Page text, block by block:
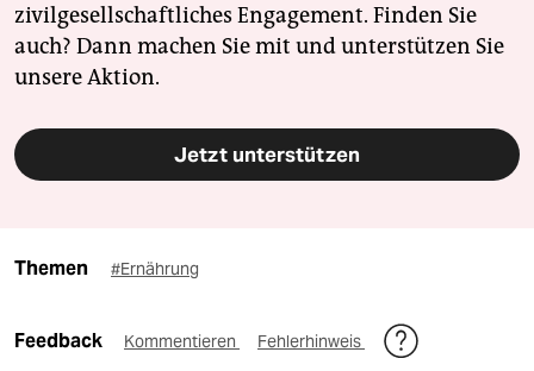
zivilgesellschaftliches Engagement. Finden Sie
auch? Dann machen Sie mit und unterstützen Sie
unsere Aktion.
Jetzt unterstützen
Themen #Ernährung
Feedback Kommentieren Fehlerhinweis